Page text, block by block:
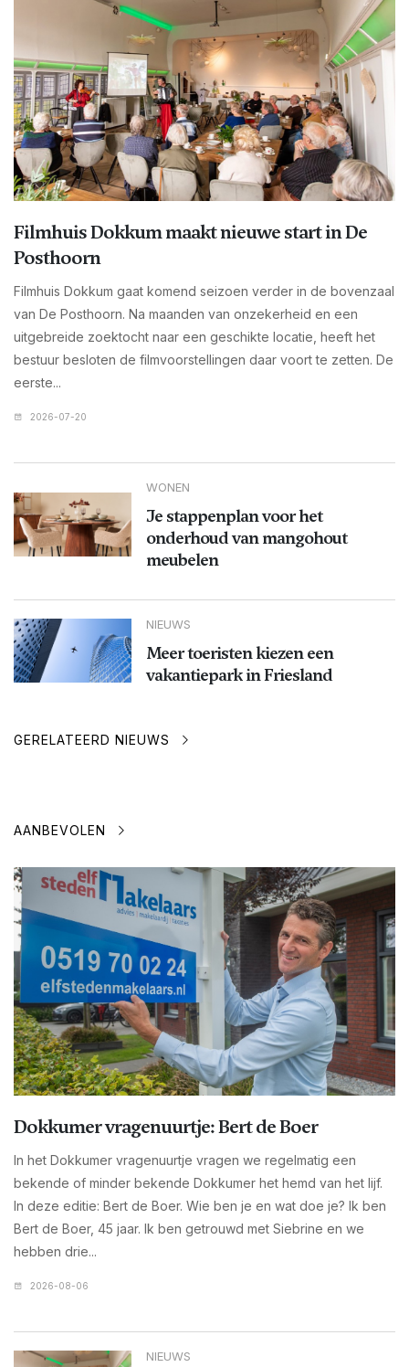
Filmhuis Dokkum maakt nieuwe start in De
Posthoorn
Filmhuis Dokkum gaat komend seizoen verder in de bovenzaal
van De Posthoorn. Na maanden van onzekerheid en een
uitgebreide zoektocht naar een geschikte locatie, heeft het
bestuur besloten de filmvoorstellingen daar voort te zetten. De
eerste...
2026-07-20
WONEN
Je stappenplan voor het
onderhoud van mangohout
meubelen
NIEUWS
Meer toeristen kiezen een
vakantiepark in Friesland
GERELATEERD NIEUWS
AANBEVOLEN
Dokkumer vragenuurtje: Bert de Boer
In het Dokkumer vragenuurtje vragen we regelmatig een
bekende of minder bekende Dokkumer het hemd van het lijf.
In deze editie: Bert de Boer. Wie ben je en wat doe je? Ik ben
Bert de Boer, 45 jaar. Ik ben getrouwd met Siebrine en we
hebben drie...
2026-08-06
NIEUWS